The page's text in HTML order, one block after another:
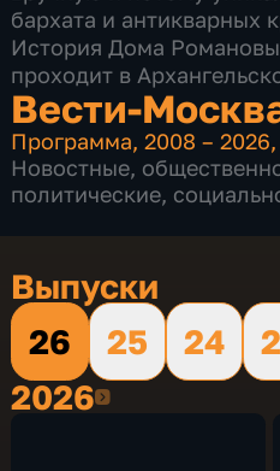
бархата и антикварных
История Дома
проходит в
Вести-
Программа,2008 – 2026,
Новостные,
политические,
Выпуски
26
25 24
20262026